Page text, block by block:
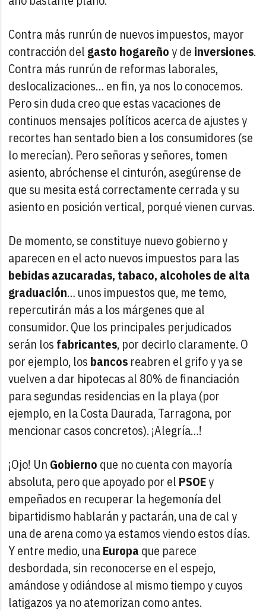
Contra más runrún de nuevos impuestos, mayor
contracción del gasto hogareñoy de inversiones.
Contra más runrún de reformas laborales,
deslocalizaciones… en fin, ya nos lo conocemos.
Pero sin duda creo que estas vacaciones de
continuos mensajes políticos acerca de ajustes y
recortes han sentado bien a los consumidores (se
lo merecían). Pero señoras y señores, tomen
asiento, abróchense el cinturón, asegúrense de
que su mesita está correctamente cerrada y su
asiento en posición vertical, porqué vienen curvas.
De momento, se constituye nuevo gobierno y
aparecen en el acto nuevos impuestos para las
bebidas azucaradas, tabaco, alcoholes de alta
graduación… unos impuestos que, me temo,
repercutirán más a los márgenes que al
consumidor. Que los principales perjudicados
serán los fabricantes, por decirlo claramente. O
por ejemplo, los bancos reabren el grifo y ya se
vuelven a dar hipotecas al 80% de financiación
para segundas residencias en la playa (por
ejemplo, en la Costa Daurada, Tarragona, por
mencionar casos concretos). ¡Alegría…!
¡Ojo! Un Gobierno que no cuenta con mayoría
absoluta, pero que apoyado por el PSOEy
empeñados en recuperar la hegemonía del
bipartidismo hablarán y pactarán, una de cal y
una de arena como ya estamos viendo estos días.
Y entre medio, unaEuropa que parece
desbordada, sin reconocerse en el espejo,
amándose y odiándose al mismo tiempo y cuyos
latigazos ya no atemorizan como antes.